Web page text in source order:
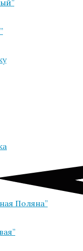
Поляна”